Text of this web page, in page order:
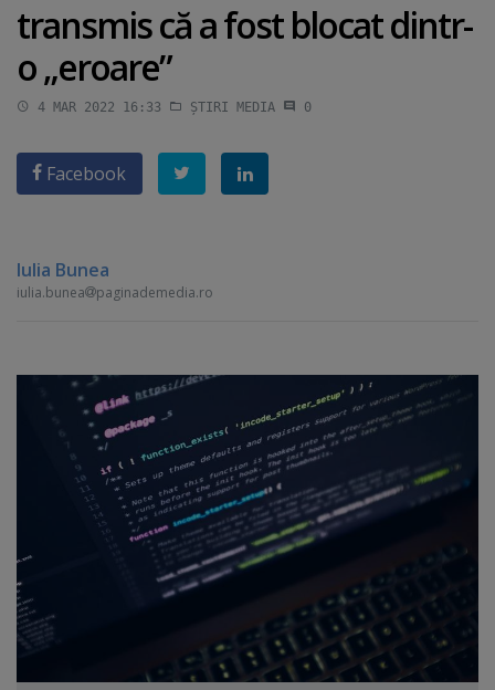
transmis că a fost blocat dintr-
o „eroare”
4 MAR 2022 16:33 ȘTIRI MEDIA 0
Facebook
Iulia Bunea
iulia.bunea paginademedia.ro